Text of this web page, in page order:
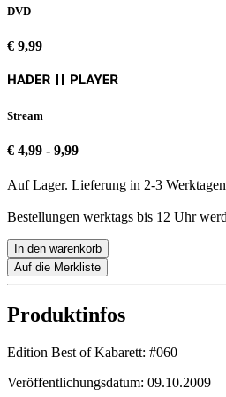
DVD
€ 9,99
Stream
€ 4,99 - 9,99
Auf Lager. Lieferung in 2-3 Werktagen
Bestellungen werktags bis 12 Uhr
In den warenkorb
Auf die Merkliste
Produktinfos
Edition Best of Kabarett: #060
Veröffentlichungsdatum: 09.10.2009